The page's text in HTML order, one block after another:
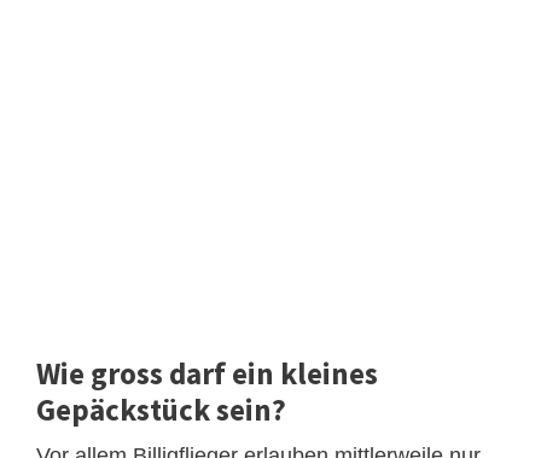
Wie gross darf ein kleines
Gepäckstück sein?